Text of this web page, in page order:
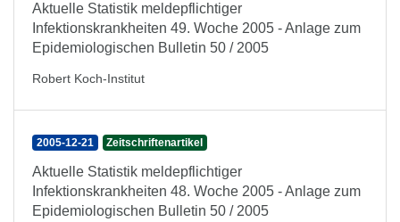
Aktuelle Statistik meldepflichtiger
Infektionskrankheiten 49. Woche 2005 - Anlage zum
Epidemiologischen Bulletin 50 / 2005
Robert Koch-Institut
2005-12-21 Zeitschriftenartikel
Aktuelle Statistik meldepflichtiger
Infektionskrankheiten 48. Woche 2005 - Anlage zum
Epidemiologischen Bulletin 50 / 2005